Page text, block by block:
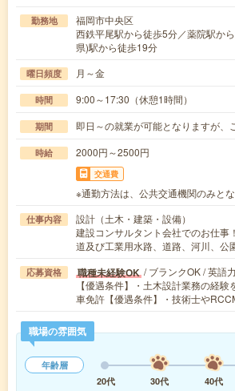
勤務地
福岡市中央区
西鉄平尾駅から徒歩5分／薬院駅か
県)駅から徒歩19分
曜日頻度 月～金
時間 9:00～17:30（休憩1時間）
期間 即日～の就業が可能となりますが、
時給 2000円～2500円
交通費
※通勤方法は、公共交通機関のみと
仕事内容
設計（土木・建築・設備）
建設コンサルタント会社でのお仕事
道及び工業用水路、道路、河川、
応募資格 職種未経験OK / ブランクOK / 英語
【優遇条件】・土木設計業務の経
車免許【優遇条件】・技術士や
職場の雰囲気
年齢層
20代
30代 40代